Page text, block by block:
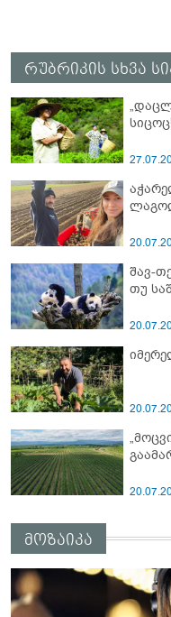
რუბრიკის სხვა
შავ-
თუ
მოზაიკა